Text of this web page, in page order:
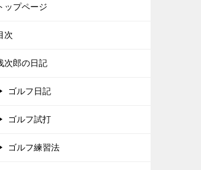
ップページ
次
次郎の日記
ゴルフ日記
ゴルフ試打
ゴルフ練習法